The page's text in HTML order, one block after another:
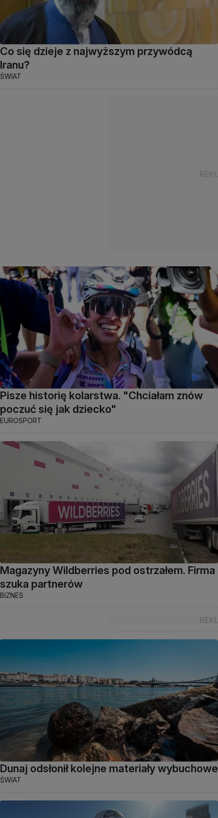
Co się dzieje z najwyższym przywódcą
Iranu?
ŚWIAT
Pisze historię kolarstwa. "Chciałam znów
poczuć się jak dziecko"
EUROSPORT
Magazyny Wildberries pod ostrzałem. Firma
szuka partnerów
BIZNES
Dunaj odsłonił kolejne materiały wybuchowe
ŚWIAT